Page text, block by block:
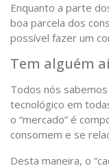
Enquanto a parte
boa parcela dos
possível fazer um
Tem alguém
Todos nós
tecnológico em
o “mercado” é
consomem e se
Desta maneira, o